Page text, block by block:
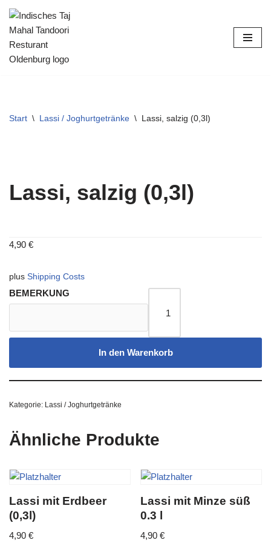
Zum
Inhalt
springen
Start \ Lassi / Joghurtgetränke \ Lassi, salzig (0,3l)
Lassi, salzig (0,3l)
4,90 €
plus Shipping Costs
BEMERKUNG
In den Warenkorb
Kategorie: Lassi / Joghurtgetränke
Ähnliche Produkte
Lassi mit Erdbeer
(0,3l)
4,90 €
Lassi mit Minze süß
0.3 l
4,90€